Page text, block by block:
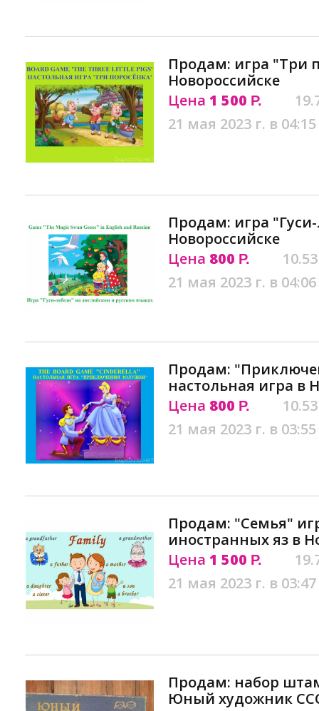
Продам: игра "Три
Новороссийске
Цена 1 500 Р.
21 мая 2023 г. в 04:15
Продам: игра
Новороссийске
Цена 800 Р.
21 мая 2023 г. в 04:06
Продам:
настольная игра в
Цена 800 Р.
21 мая 2023 г. в 03:55
Продам: "Семья"
иностранных яз в
Цена 1 500 Р.
21 мая 2023 г. в 03:47
Продам: набор
Юный художник